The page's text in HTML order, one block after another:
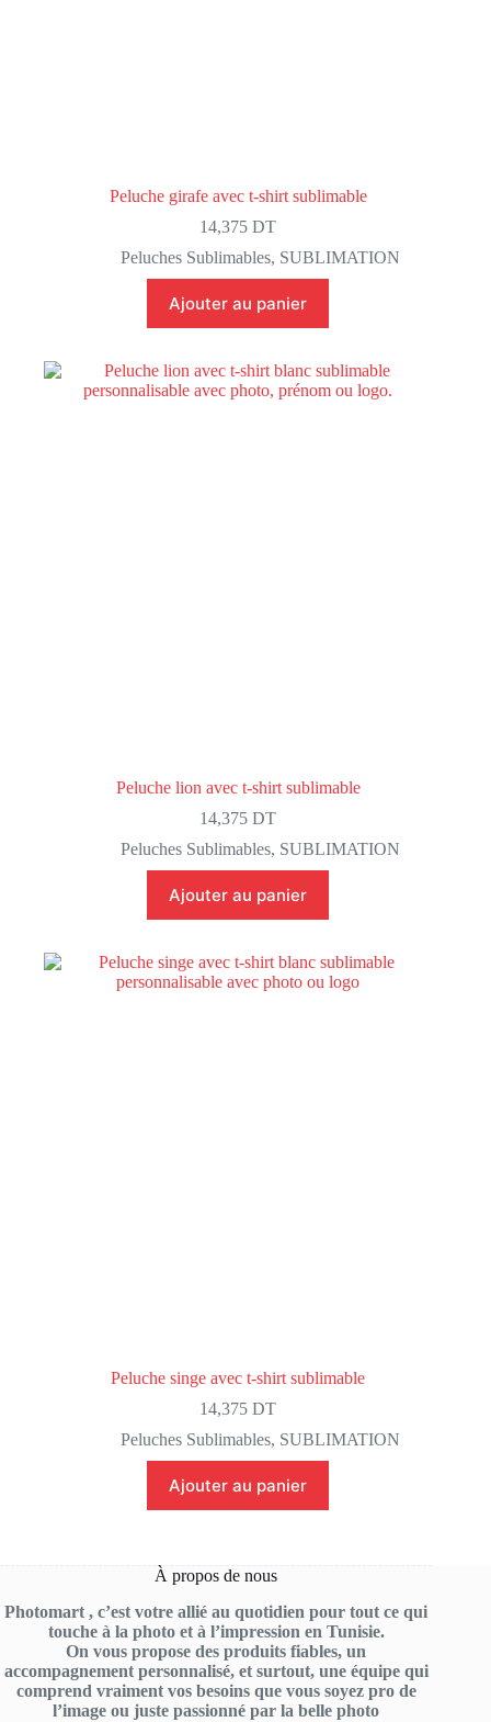
Peluche girafe avec t-shirt sublimable
14,375DT
Peluches Sublimables, SUBLIMATION
Ajouter au panier
Peluche lion avec t-shirt sublimable
14,375DT
Peluches Sublimables, SUBLIMATION
Ajouter au panier
Peluche singe avec t-shirt sublimable
14,375DT
Peluches Sublimables, SUBLIMATION
Ajouter au panier
À propos de nous
Photomart , c’est votre allié au quotidien pour tout ce qui
touche à la photo et à l’impression en Tunisie.
On vous propose des produits fiables, un
accompagnement personnalisé, et surtout, une équipe qui
comprend vraiment vos besoins que vous soyez pro de
l’image ou juste passionné par la belle photo